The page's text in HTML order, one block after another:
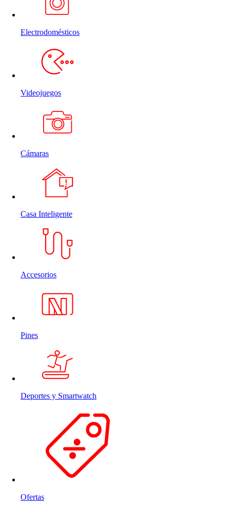
Electrodomésticos
Videojuegos
Cámaras
Casa Inteligente
Accesorios
Pines
Deportes y Smartwatch
Ofertas